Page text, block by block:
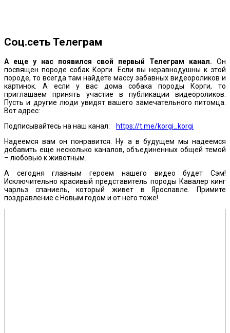
Соц.сеть Телеграм
А еще у нас появился свой первый Телеграм канал. Он
посвящен породе собак Корги. Если вы неравнодушны к этой
породе, то всегда там найдете массу забавных видеороликов и
картинок. А если у вас дома собака породы Корги, то
приглашаем принять участие в публикации видеороликов.
Пусть и другие люди увидят вашего замечательного питомца.
Вот адрес:
Подписывайтесь на наш канал: https://t.me/korgi_korgi
Надеемся вам он понравится. Ну а в будущем мы надеемся
добавить еще несколько каналов, объединенных общей темой
– любовью к животным.
А сегодня главным героем нашего видео будет Сэм!
Исключительно красивый представитель породы Кавалер кинг
чарльз спаниель, который живет в Ярославле. Примите
поздравление с Новым годом и от него тоже!